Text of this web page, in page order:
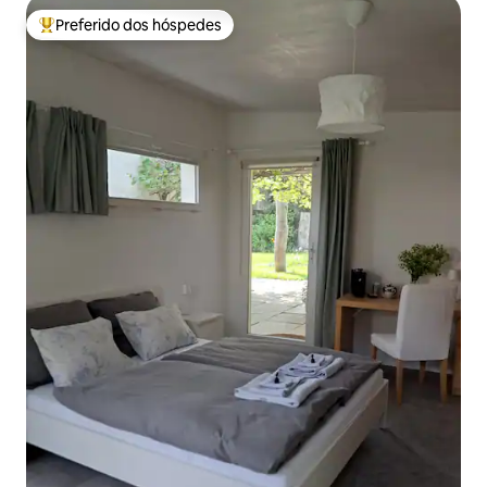
Entre os melhores preferidos dos hóspedes
Preferido dos hóspedes